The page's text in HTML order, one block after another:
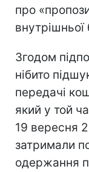
про
Згодом
нібито
передачі
який у той
19 вересня
затримали
одержання